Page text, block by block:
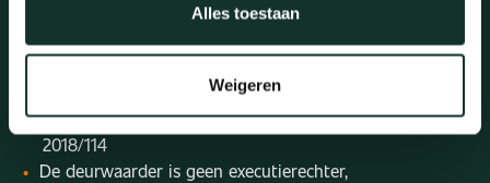
Alles toestaan
Weigeren
Compendium Beslag- en executierecht (hoofdredacteur)
Doel en misbruik van beslag, Compendium Beslag- en
Een oplossing voor de omslachtige incassopraktijk
Consultatie herziening beslag- en executierecht, BER
2018/114
De deurwaarder is geen executierechter,